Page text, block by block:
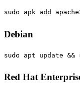
sudo apk add
Debian
sudo apt update
Red Hat